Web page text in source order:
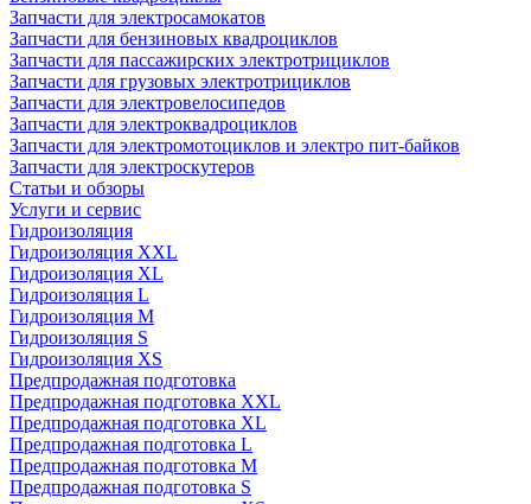
Запчасти для электросамокатов
Запчасти для бензиновых квадроциклов
Запчасти для пассажирских электротрициклов
Запчасти для грузовых электротрициклов
Запчасти для электровелосипедов
Запчасти для электроквадроциклов
Запчасти для электромотоциклов и электро пит-байков
Запчасти для электроскутеров
Статьи и обзоры
Услуги и сервис
Гидроизоляция
Гидроизоляция XXL
Гидроизоляция XL
Гидроизоляция L
Гидроизоляция M
Гидроизоляция S
Гидроизоляция XS
Предпродажная подготовка
Предпродажная подготовка XXL
Предпродажная подготовка XL
Предпродажная подготовка L
Предпродажная подготовка M
Предпродажная подготовка S